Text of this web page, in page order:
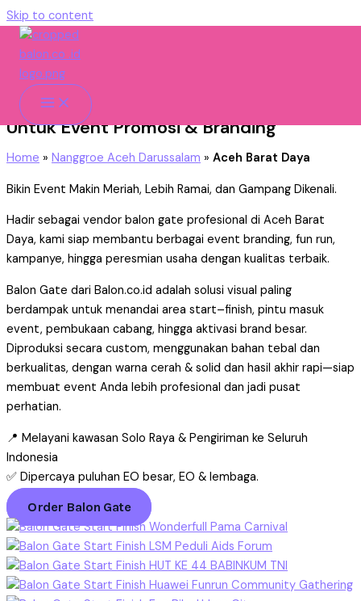
Skip to content
Aceh Barat Daya
Vendor Balon Gate Aceh Barat Daya
Untuk Event Promosi & Branding
Home » Nanggroe Aceh Darussalam » Aceh Barat Daya
Bikin Event Makin Meriah, Lebih Ramai, dan Gampang Dikenali.
Hadir sebagai vendor balon gate profesional di Aceh Barat
Daya, kami siap membantu berbagai event branding, fun run,
kampanye, hingga peresmian usaha dengan kualitas terbaik.
Balon Gate dari Balon.co.id adalah solusi visual paling
berdampak untuk menandai area start–finish, pintu masuk
event, pembukaan cabang, hingga aktivasi brand besar.
Diproduksi secara custom, menggunakan bahan tebal dan
berkualitas, dengan warna cerah & solid dan hasil akhir rapi—siap
membuat event Anda lebih profesional dan jadi pusat
perhatian.
📍 Melayani kawasan Solo Raya & Pengiriman ke Seluruh
Indonesia
✅ Dipercaya puluhan EO besar, EO & lembaga.
Order Balon Gate